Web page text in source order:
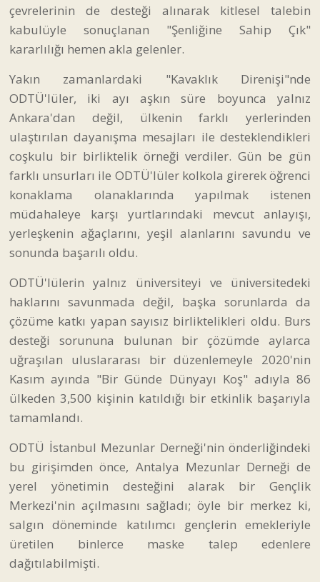
çevrelerinin de desteği alınarak kitlesel talebin
kabulüyle sonuçlanan "Şenliğine Sahip Çık"
kararlılığı hemen akla gelenler.
Yakın zamanlardaki "Kavaklık Direnişi"nde
ODTÜ'lüler, iki ayı aşkın süre boyunca yalnız
Ankara'dan değil, ülkenin farklı yerlerinden
ulaştırılan dayanışma mesajları ile desteklendikleri
coşkulu bir birliktelik örneği verdiler. Gün be gün
farklı unsurları ile ODTÜ'lüler kolkola girerek öğrenci
konaklama olanaklarında yapılmak istenen
müdahaleye karşı yurtlarındaki mevcut anlayışı,
yerleşkenin ağaçlarını, yeşil alanlarını savundu ve
sonunda başarılı oldu.
ODTÜ'lülerin yalnız üniversiteyi ve üniversitedeki
haklarını savunmada değil, başka sorunlarda da
çözüme katkı yapan sayısız birliktelikleri oldu. Burs
desteği sorununa bulunan bir çözümde aylarca
uğraşılan uluslararası bir düzenlemeyle 2020'nin
Kasım ayında "Bir Günde Dünyayı Koş" adıyla 86
ülkeden 3,500 kişinin katıldığı bir etkinlik başarıyla
tamamlandı.
ODTÜ İstanbul Mezunlar Derneği'nin önderliğindeki
bu girişimden önce, Antalya Mezunlar Derneği de
yerel yönetimin desteğini alarak bir Gençlik
Merkezi'nin açılmasını sağladı; öyle bir merkez ki,
salgın döneminde katılımcı gençlerin emekleriyle
üretilen binlerce maske talep edenlere
dağıtılabilmişti.